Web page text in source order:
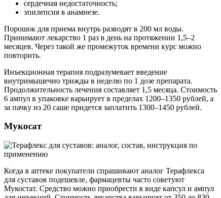
сердечная недостаточность;
эпилепсия в анамнезе.
Порошок для приема внутрь разводят в 200 мл воды.
Принимают лекарство 1 раз в день на протяжении 1,5–2
месяцев. Через такой же промежуток времени курс можно
повторить.
Инъекционная терапия подразумевает введение
внутримышечно трижды в неделю по 1 дозе препарата.
Продолжительность лечения составляет 1,5 месяца. Стоимость
6 ампул в упаковке варьирует в пределах 1200–1350 рублей, а
за пачку из 20 саше придется заплатить 1300–1450 рублей.
Мукосат
Когда в аптеке покупатели спрашивают аналог Терафлекса
для суставов подешевле, фармацевты часто советуют
Мукостат. Средство можно приобрести в виде капсул и ампул